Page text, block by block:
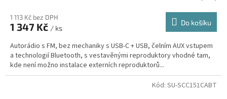
1 113 Kč bez DPH
1 347 Kč / ks
Do košíku
Autorádio s FM, bez mechaniky s USB-C + USB, čelním AUX vstupem
a technologií Bluetooth, s vestavěnými reproduktory vhodné tam,
kde není možno instalace externích reproduktorů...
Kód: SU-SCC151CABT